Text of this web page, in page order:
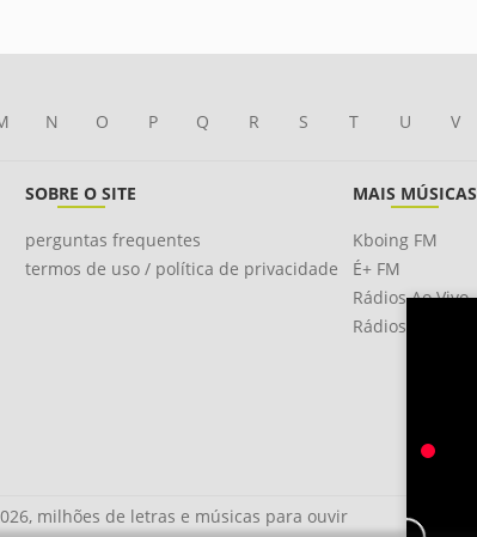
N O P Q R S T U V
SOBRE O SITE
perguntas frequentes
termos de uso / política de privacidade
MAIS MÚSICAS
Kboing FM
É+ FM
Rádios Ao Vivo
Rádios OnLine
milhões de letras e músicas para ouvir